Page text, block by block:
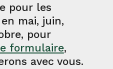
pour les
mai, juin,
pour
formulaire,
avec vous.